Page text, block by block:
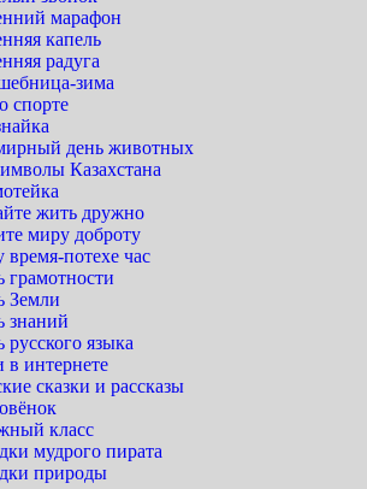
марафон
капель
радуга
зима
спорте
день животных
Казахстана
жить дружно
миру доброту
время-потехе час
грамотности
Земли
знаний
русского языка
в интернете
сказки и рассказы
класс
мудрого пирата
природы